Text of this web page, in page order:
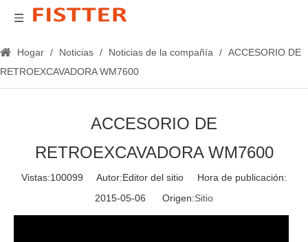
Hogar / Noticias / Noticias de la compañía / ACCESORIO DE
RETROEXCAVADORA WM7600
ACCESORIO DE
RETROEXCAVADORA WM7600
Vistas:100099 Autor:Editor del sitio Hora de publicación:
2015-05-06 Origen:Sitio